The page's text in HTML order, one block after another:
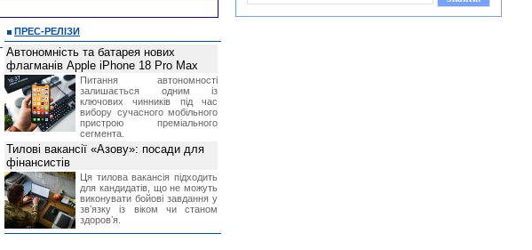
ПРЕС-РЕЛІЗИ
Автономність та батарея нових
флагманів Apple iPhone 18 Pro Max
Питання автономності
залишається одним із
ключових чинників під час
вибору сучасного мобільного
пристрою преміального
сегмента.
Тилові вакансії «Азову»: посади для
фінансистів
Ця тилова вакансія підходить
для кандидатів, що не можуть
виконувати бойові завдання у
звʼязку із віком чи станом
здоровʼя.